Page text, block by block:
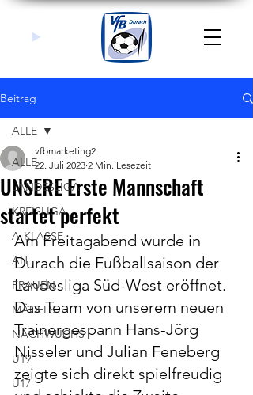
Beitrag
ALLE
LANDESLIGA
KREISLIGA
A-KLASSE
AH
FRAUEN
MÄDELS
NACHWUCHS
U19
U17
ALLE
UNSERE Erste Mannschaft
startet perfekt
vfbmarketing2
22. Juli 2023 2 Min. Lesezeit
Am Freitagabend wurde in
Durach die Fußballsaison der
Landesliga Süd-West eröffnet.
Das Team von unserem neuen
Trainergespann Hans-Jörg
Nisseler und Julian Feneberg
zeigte sich direkt spielfreudig